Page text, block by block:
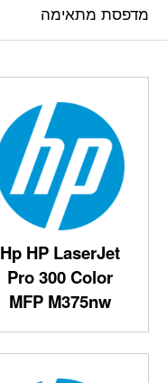
מדפסת מתאימה
Hp HP LaserJet
Pro 300 Color
MFP M375nw‎